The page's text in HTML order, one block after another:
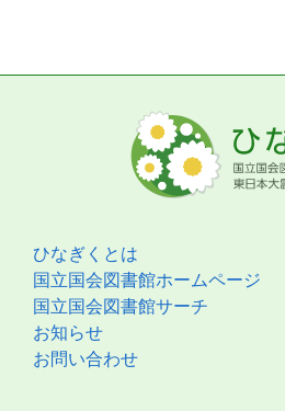
ひなぎくとは
国立国会図書館ホームページ
国立国会図書館サーチ
お知らせ
お問い合わせ